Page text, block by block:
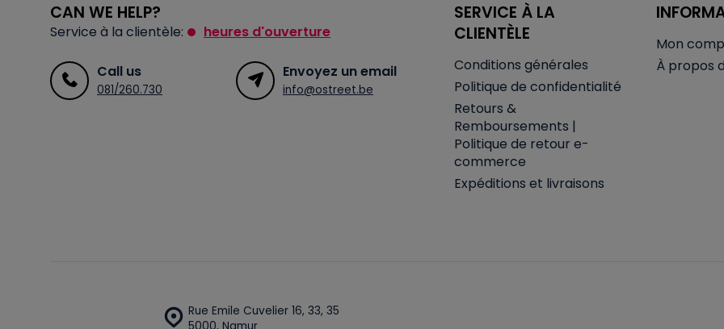
CAN WE HELP?
Service à la clientèle: heures d'ouverture
Call us
081/260.730
Envoyez un email
info@ostreet.be
SERVICE À LA
CLIENTÈLE
Conditions générales
Politique de confidentialité
Retours &
Remboursements |
Politique de retour e-
commerce
Expéditions et livraisons
Mon
À propos
Rue Emile Cuvelier 16, 33, 35
5000, Namur